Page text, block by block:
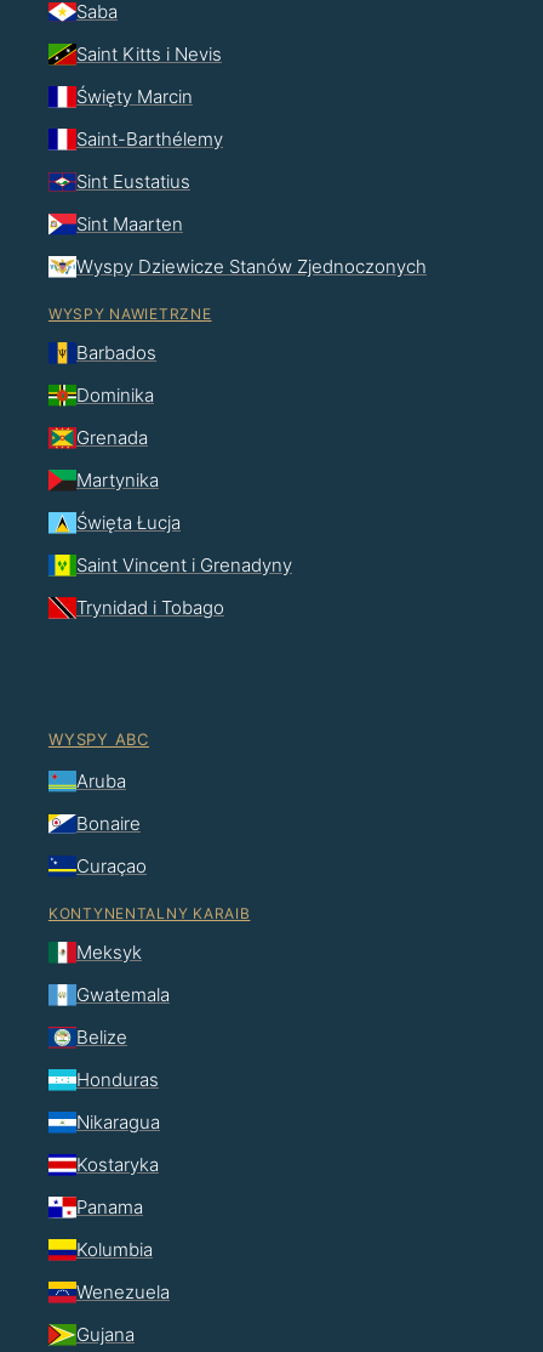
Saba
Saint Kitts i Nevis
Święty Marcin
Saint-Barthélemy
Sint Eustatius
Sint Maarten
Wyspy Dziewicze Stanów Zjednoczonych
WYSPY NAWIETRZNE
Barbados
Dominika
Grenada
Martynika
Święta Łucja
Saint Vincent i Grenadyny
Trynidad i Tobago
WYSPY ABC
Aruba
Bonaire
Curaçao
KONTYNENTALNY KARAIB
Meksyk
Gwatemala
Belize
Honduras
Nikaragua
Kostaryka
Panama
Kolumbia
Wenezuela
Gujana